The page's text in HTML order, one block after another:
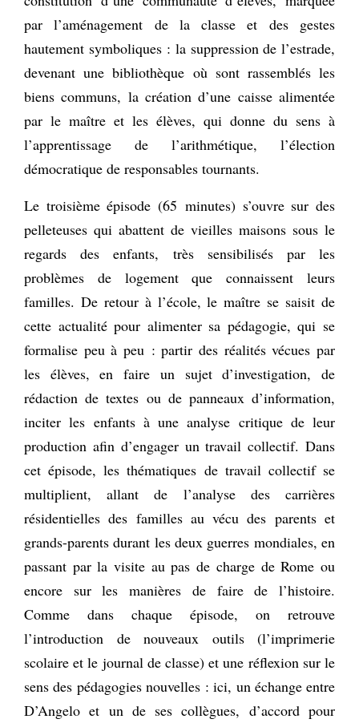
par l’aménagement de la classe et des gestes
hautement symboliques : la suppression de l’estrade,
devenant une bibliothèque où sont rassemblés les
biens communs, la création d’une caisse alimentée
par le maître et les élèves, qui donne du sens à
l’apprentissage de l’arithmétique, l’élection
démocratique de responsables tournants.
Le troisième épisode (65 minutes) s’ouvre sur des
pelleteuses qui abattent de vieilles maisons sous le
regards des enfants, très sensibilisés par les
problèmes de logement que connaissent leurs
familles. De retour à l’école, le maître se saisit de
cette actualité pour alimenter sa pédagogie, qui se
formalise peu à peu : partir des réalités vécues par
les élèves, en faire un sujet d’investigation, de
rédaction de textes ou de panneaux d’information,
inciter les enfants à une analyse critique de leur
production afin d’engager un travail collectif. Dans
cet épisode, les thématiques de travail collectif se
multiplient, allant de l’analyse des carrières
résidentielles des familles au vécu des parents et
grands-parents durant les deux guerres mondiales, en
passant par la visite au pas de charge de Rome ou
encore sur les manières de faire de l’histoire.
Comme dans chaque épisode, on retrouve
l’introduction de nouveaux outils (l’imprimerie
scolaire et le journal de classe) et une réflexion sur le
sens des pédagogies nouvelles : ici, un échange entre
D’Angelo et un de ses collègues, d’accord pour